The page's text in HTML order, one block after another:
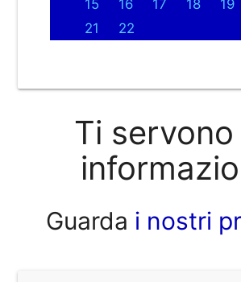
15
16 17 18 19
21
22
Ti servono
Guarda i nostri